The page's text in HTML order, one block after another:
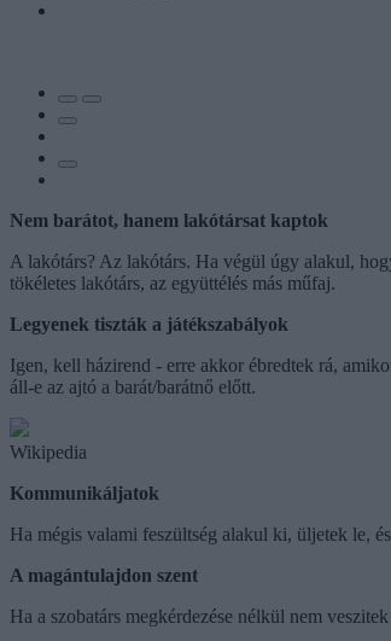
Nem barátot, hanem lakótársat kaptok
A lakótárs? Az lakótárs. Ha végül úgy alakul,
tökéletes lakótárs, az együttélés más műfaj.
Legyenek tiszták a játékszabályok
Igen, kell házirend - erre akkor ébredtek rá,
áll-e az ajtó a barát/barátnő előtt.
Wikipedia
Kommunikáljatok
Ha mégis valami feszültség alakul ki, üljetek le,
A magántulajdon szent
Ha a szobatárs megkérdezése nélkül nem